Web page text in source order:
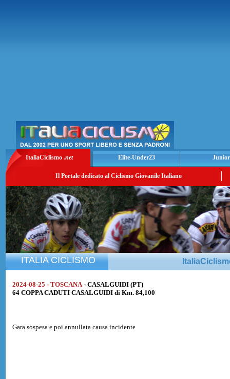
ItaliaCiclismo .net Elite-Under23
Il Portale dedicato al Ciclismo Giovanile Italiano
ITALIA CICLISMO
2024-08-25 - TOSCANA - CASALGUIDI (PT)
64 COPPA CADUTI CASALGUIDI di Km. 84,100
Gara sospesa e poi annullata causa incidente